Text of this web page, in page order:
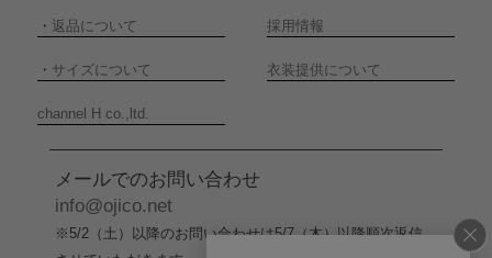
・ 返品について 採用情報
・ サイズについて 衣装提供について
channel H co.,ltd.
メールでのお問い合わせ
info@ojico.net
※5/2（土）以降のお問い合わせは5/7（木）以降順次返信